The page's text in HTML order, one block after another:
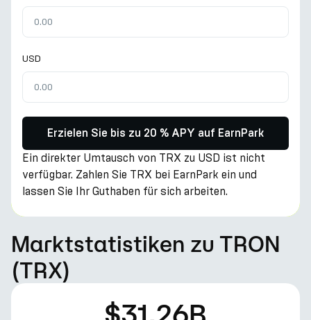
USD
Erzielen Sie bis zu 20 % APY auf EarnPark
Ein direkter Umtausch von TRX zu USD ist nicht
verfügbar. Zahlen Sie TRX bei EarnPark ein und
lassen Sie Ihr Guthaben für sich arbeiten.
Marktstatistiken zu TRON
(TRX)